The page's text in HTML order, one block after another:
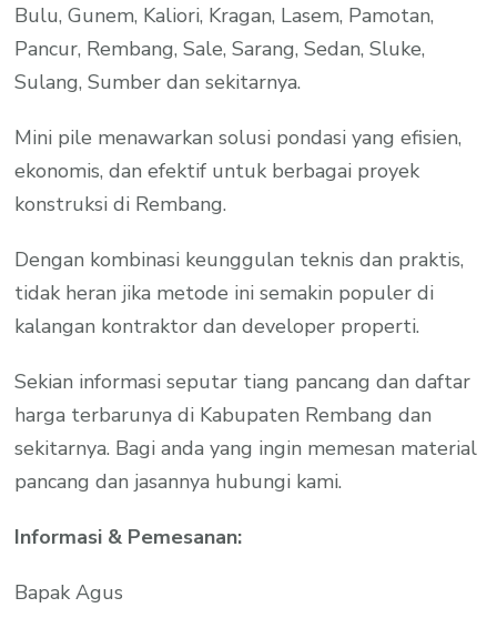
Bulu, Gunem, Kaliori, Kragan, Lasem, Pamotan,
Pancur, Rembang, Sale, Sarang, Sedan, Sluke,
Sulang, Sumber dan sekitarnya.
Mini pile menawarkan solusi pondasi yang efisien,
ekonomis, dan efektif untuk berbagai proyek
konstruksi di Rembang.
Dengan kombinasi keunggulan teknis dan praktis,
tidak heran jika metode ini semakin populer di
kalangan kontraktor dan developer properti.
Sekian informasi seputar tiang pancang dan daftar
harga terbarunya di Kabupaten Rembang dan
sekitarnya. Bagi anda yang ingin memesan material
pancang dan jasannya hubungi kami.
Informasi & Pemesanan:
Bapak Agus